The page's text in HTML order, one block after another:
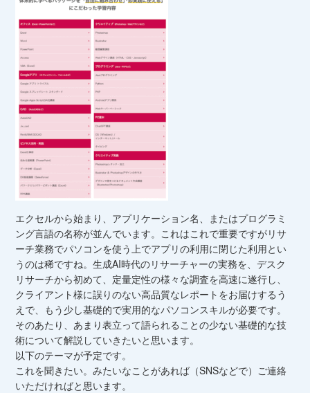
エクセルから始まり、アプリケーション名、またはプログラミ
ング言語の名称が並んでいます。これはこれで重要ですがリサ
ーチ業務でパソコンを使う上でアプリの利用に閉じた利用とい
うのは稀ですね。生成AI時代のリサーチャーの実務を、デスク
リサーチから初めて、定量定性の様々な調査を高速に遂行し、
クライアント様に誤りのない高品質なレポートをお届けするう
えで、もう少し基礎的で実用的なパソコンスキルが必要です。
そのあたり、あまり表立って語られることの少ない基礎的な技
術について解説していきたいと思います。
以下のテーマが予定です。
これを聞きたい。みたいなことがあれば（SNSなどで）ご連絡
いただければと思います。